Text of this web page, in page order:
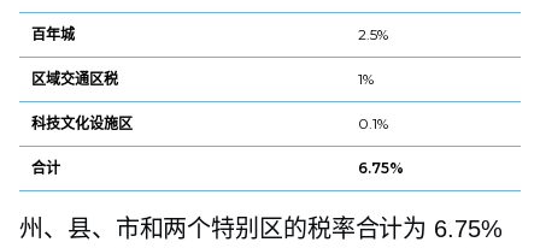
百年城 2.5%
区域交通区税 1%
科技文化设施区 0.1%
合计 6.75%
州、县、市和两个特别区的税率合计为 6.75%